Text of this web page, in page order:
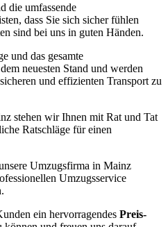
die umfassende
dass Sie sich sicher fühlen
sind bei uns in guten Händen.
und das gesamte
neuesten Stand und werden
und effizienten Transport zu
stehen wir Ihnen mit Rat und Tat
Ratschläge für einen
Umzugsfirma in Mainz
Umzugsservice
ein hervorragendes Preis-